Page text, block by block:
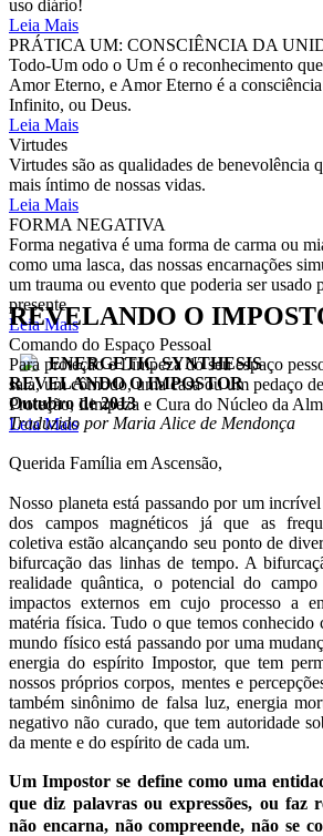
uso diário!
Leia Mais
PRÁTICA UM: CONSCIÊNCIA DA
Todo-Um odo o Um é o reconhecimento
Amor Eterno, e Amor Eterno é a
Infinito, ou Deus.
Leia Mais
Virtudes
Virtudes são as qualidades de benevolência
mais íntimo de nossas vidas.
Leia Mais
FORMA NEGATIVA
Forma negativa é uma forma de carma ou
como uma lasca, das nossas encarnações
um trauma ou evento que poderia ser usado
presente.
Leia Mais
Comando do Espaço Pessoal
Para proteção e Limpeza do seu espaço
sala, um cômodo, uma casa ou um pedaço
Proteção, Limpeza e Cura do Núcleo da
Leia Mais
REVELANDO O
ENERGETIC SYNTHESIS
REVELANDO O IMPOSTOR
Outubro de 2013
Traduzido por Maria Alice de Mendonça
Querida Família em Ascensão,
Nosso planeta está passando por um
dos campos magnéticos já que as
coletiva estão alcançando seu ponto de
bifurcação das linhas de tempo. A
realidade quântica, o potencial do
impactos externos em cujo processo a
matéria física. Tudo o que temos conhecido
mundo físico está passando por uma
energia do espírito Impostor, que tem
nossos próprios corpos, mentes e
também sinônimo de falsa luz, energia
negativo não curado, que tem autoridade
da mente e do espírito de cada um.
Um Impostor se define como uma
que diz palavras ou expressões, ou faz
não encarna, não compreende, não se